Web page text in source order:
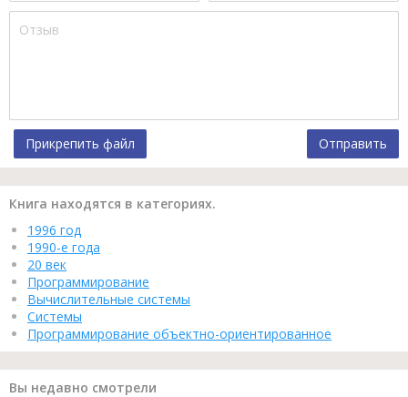
Прикрепить файл Отправить
Книга находятся в категориях.
1996 год
1990-е года
20 век
Программирование
Вычислительные системы
Системы
Программирование объектно-ориентированное
Вы недавно смотрели